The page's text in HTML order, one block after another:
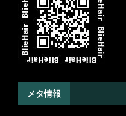
メタ情報